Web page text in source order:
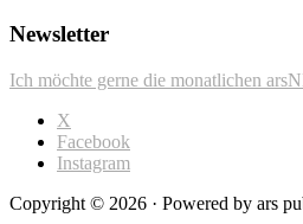
Newsletter
Ich möchte gerne die monatlichen
X
Facebook
Instagram
Copyright © 2026 · Powered by ars